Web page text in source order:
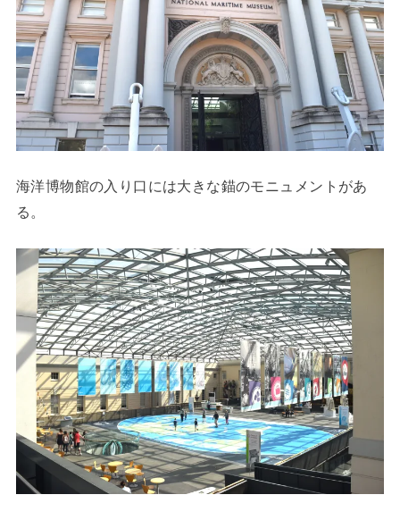
海洋博物館の入り口には大きな錨のモニュメントがあ
る。